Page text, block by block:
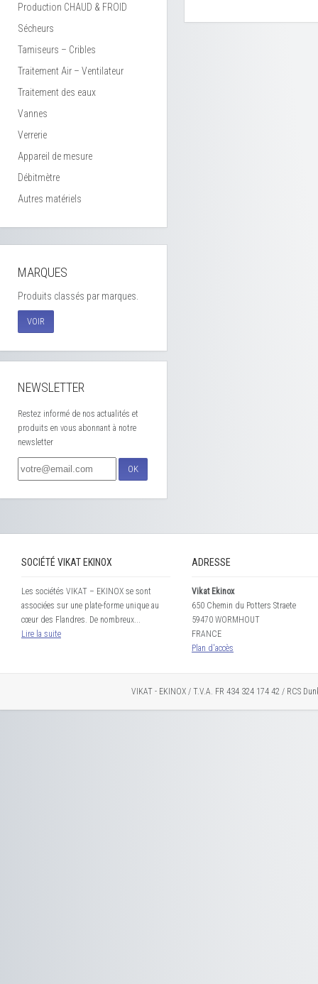
Production CHAUD & FROID
Sécheurs
Tamiseurs – Cribles
Traitement Air – Ventilateur
Traitement des eaux
Vannes
Verrerie
Appareil de mesure
Débitmètre
Autres matériels
MARQUES
Produits classés par marques.
VOIR
NEWSLETTER
Restez informé de nos actualités et
produits en vous abonnant à notre
newsletter
OK
SOCIÉTÉ VIKAT EKINOX
Les sociétés VIKAT – EKINOX se sont
associées sur une plate-forme unique au
cœur des Flandres. De nombreux...
Lire la suite
ADRESSE
Vikat Ekinox
650 Chemin du Potters Straete
59470 WORMHOUT
FRANCE
Plan d'accès
VIKAT - EKINOX / T.V.A. FR 434 324 174 42 / RCS